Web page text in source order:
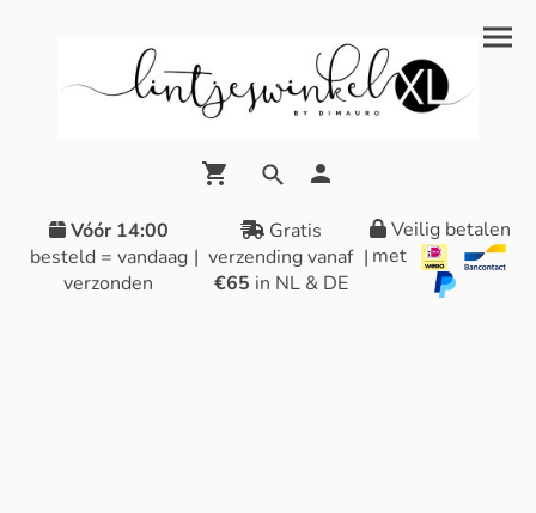
Vóór 14:00
besteld = vandaag
verzonden
|
Gratis
verzending vanaf
€65 in NL & DE
|
Veilig betalen
met